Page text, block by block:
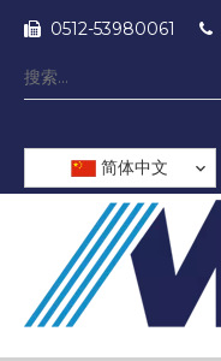
 0512-53980061 
简体中文